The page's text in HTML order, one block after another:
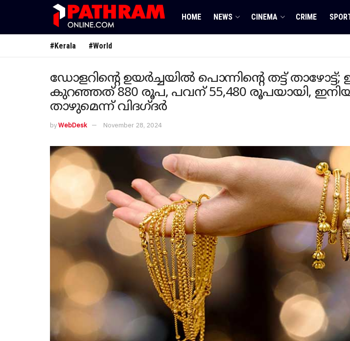
HOME NEWS CINEMA CRIME
#Kerala #World
ഡോളറിന്റെ ഉയർച്ചയിൽ പൊന്നിന്റെ തട്ട് താഴോട്ട്;
കുറഞ്ഞത് 880 രൂപ, പവന് 55,480 രൂപയായി,
താഴുമെന്ന് വിദ​ഗ്ദർ
byWebDesk November 28, 2024